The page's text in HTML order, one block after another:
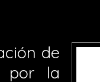
de
por la